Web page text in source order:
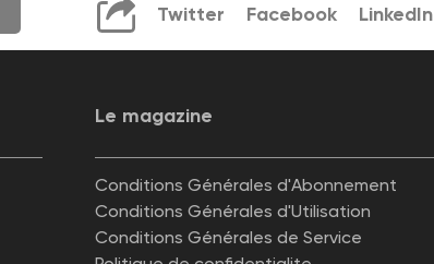
Twitter Facebook LinkedIn
Le magazine
Conditions Générales d'Abonnement
Conditions Générales d'Utilisation
Conditions Générales de Service